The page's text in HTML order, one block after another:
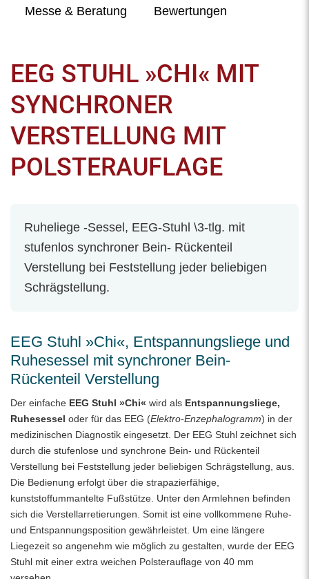
Messe & Beratung Bewertungen
EEG STUHL »CHI« MIT
SYNCHRONER
VERSTELLUNG MIT
POLSTERAUFLAGE
Ruheliege -Sessel, EEG-Stuhl \3-tlg. mit
stufenlos synchroner Bein- Rückenteil
Verstellung bei Feststellung jeder beliebigen
Schrägstellung.
EEG Stuhl »Chi«, Entspannungsliege und
Ruhesessel mit synchroner Bein-
Rückenteil Verstellung
Der einfache EEG Stuhl »Chi« wird als Entspannungsliege,
Ruhesessel oder für das EEG (Elektro-Enzephalogramm) in der
medizinischen Diagnostik eingesetzt. Der EEG Stuhl zeichnet sich
durch die stufenlose und synchrone Bein- und Rückenteil
Verstellung bei Feststellung jeder beliebigen Schrägstellung, aus.
Die Bedienung erfolgt über die strapazierfähige,
kunststoffummantelte Fußstütze. Unter den Armlehnen befinden
sich die Verstellarretierungen. Somit ist eine vollkommene Ruhe-
und Entspannungsposition gewährleistet. Um eine längere
Liegezeit so angenehm wie möglich zu gestalten, wurde der EEG
Stuhl mit einer extra weichen Polsterauflage von 40 mm